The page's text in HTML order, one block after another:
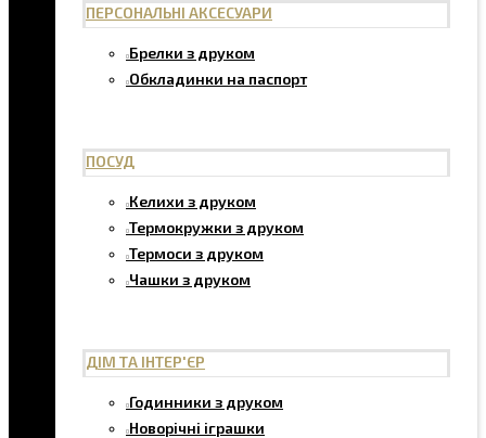
ПЕРСОНАЛЬНІ АКСЕСУАРИ
Брелки з друком
Обкладинки на паспорт
ПОСУД
Келихи з друком
Термокружки з друком
Термоси з друком
Чашки з друком
ДІМ ТА ІНТЕР'ЄР
Годинники з друком
Новорічні іграшки